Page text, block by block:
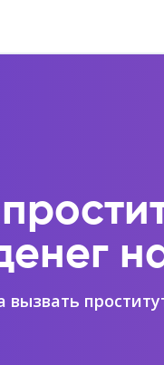
вызвать